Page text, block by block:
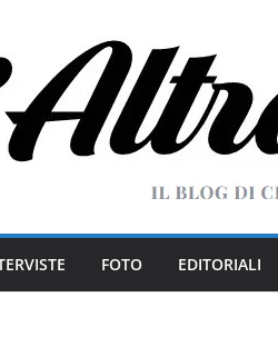
FOTO EDITORIALI